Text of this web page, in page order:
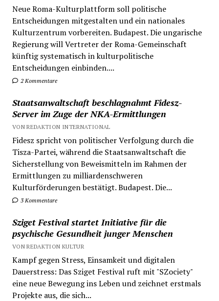
Neue Roma-Kulturplattform soll politische
Entscheidungen mitgestalten und ein nationales
Kulturzentrum vorbereiten. Budapest. Die ungarische
Regierung will Vertreter der Roma-Gemeinschaft
künftig systematisch in kulturpolitische
Entscheidungen einbinden....
2 Kommentare
Staatsanwaltschaft beschlagnahmt Fidesz-
Server im Zuge der NKA-Ermittlungen
VON REDAKTION INTERNATIONAL
Fidesz spricht von politischer Verfolgung durch die
Tisza-Partei, während die Staatsanwaltschaft die
Sicherstellung von Beweismitteln im Rahmen der
Ermittlungen zu milliardenschweren
Kulturförderungen bestätigt. Budapest. Die...
3 Kommentare
Sziget Festival startet Initiative für die
psychische Gesundheit junger Menschen
VON REDAKTION KULTUR
Kampf gegen Stress, Einsamkeit und digitalen
Dauerstress: Das Sziget Festival ruft mit "SZociety"
eine neue Bewegung ins Leben und zeichnet erstmals
Projekte aus, die sich...